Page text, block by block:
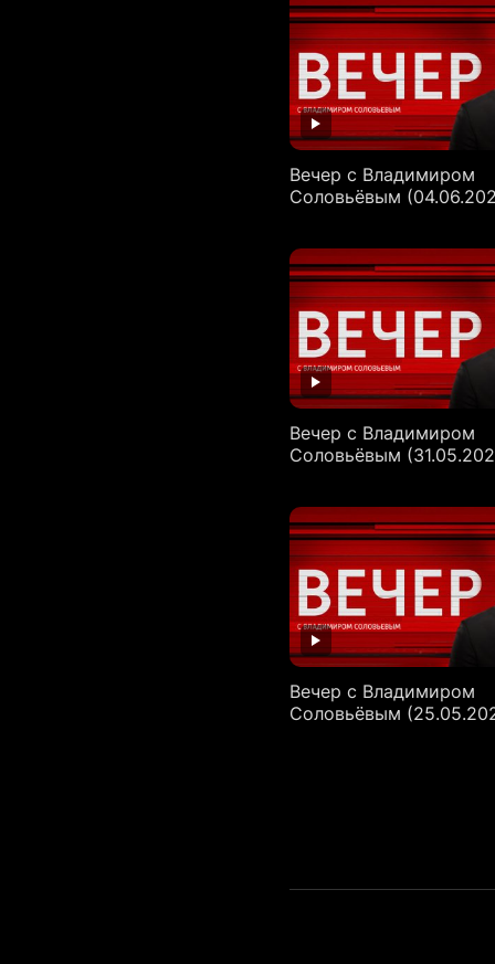
Вечер с Владимиром
Соловьёвым
Вечер с Владимиром
Соловьёвым
Вечер с Владимиром
Соловьёвым